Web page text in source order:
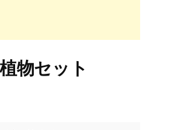
物セット